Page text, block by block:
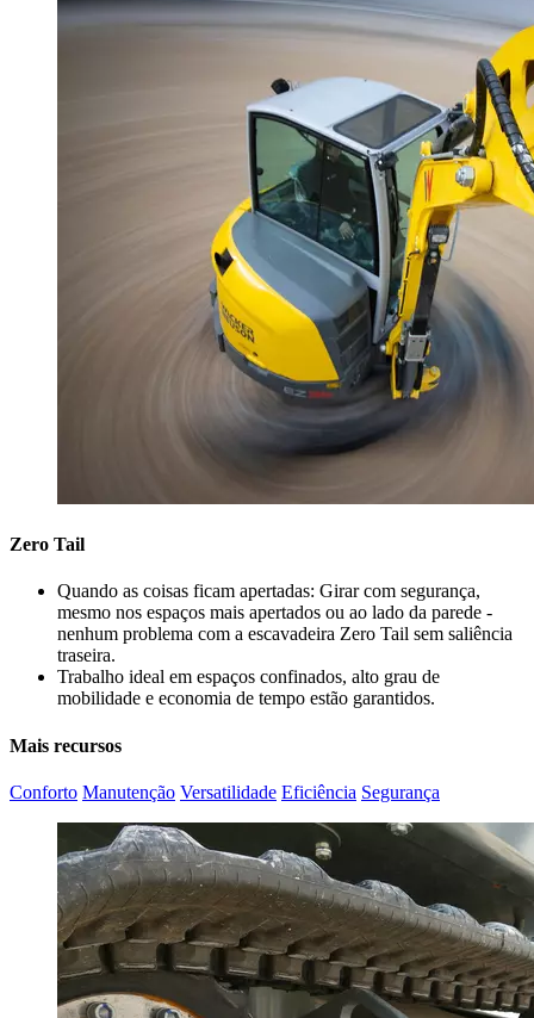
Zero Tail
Quando as coisas ficam apertadas: Girar com segurança,
mesmo nos espaços mais apertados ou ao lado da parede -
nenhum problema com a escavadeira Zero Tail sem saliência
traseira.
Trabalho ideal em espaços confinados, alto grau de
mobilidade e economia de tempo estão garantidos.
Mais recursos
Conforto Manutenção Versatilidade Eficiência Segurança